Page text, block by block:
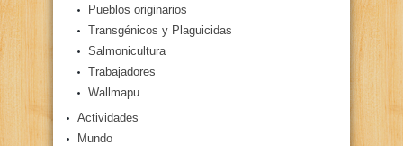
Pueblos originarios
Transgénicos y Plaguicidas
Salmonicultura
Trabajadores
Wallmapu
Actividades
Mundo